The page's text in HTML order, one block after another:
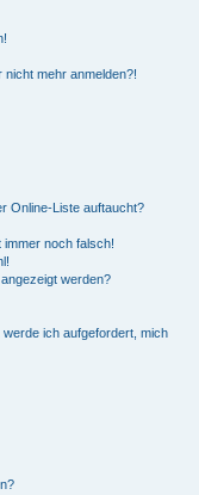
mehr anmelden?!
Online-Liste auftaucht?
immer noch falsch!
werden?
ich aufgefordert, mich